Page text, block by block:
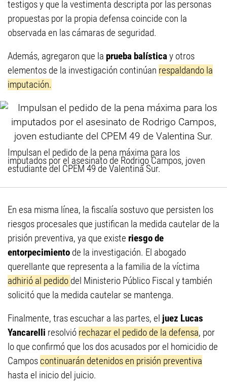
testigos y que la vestimenta descripta por las personas
propuestas por la propia defensa coincide con la
observada en las cámaras de seguridad.
Además, agregaron que la prueba balísticay otros
elementos de la investigación continúan respaldando la
imputación.
Impulsan el pedido de la pena máxima para los
imputados por el asesinato de Rodrigo Campos, joven
estudiante del CPEM 49 de Valentina Sur.
En esa misma línea, la fiscalía sostuvo que persisten los
riesgos procesales que justifican la medida cautelar de la
prisión preventiva, ya que existe riesgo de
entorpecimiento de la investigación. El abogado
querellante que representa a la familia de la víctima
adhirió al pedido del Ministerio Público Fiscal y también
solicitó que la medida cautelar se mantenga.
Finalmente, tras escuchar a las partes, el juez Lucas
Yancarelli resolvió rechazar el pedido de la defensa, por
lo que confirmó que los dos acusados por el homicidio de
Campos continuarán detenidos en prisión preventiva
hasta el inicio del juicio.